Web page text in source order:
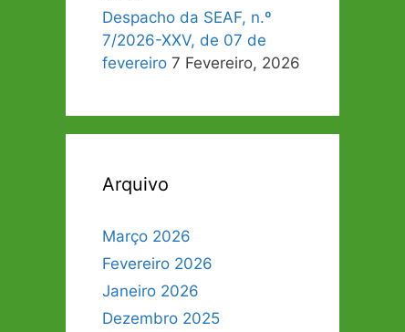
Despacho da SEAF, n.º
7/2026-XXV, de 07 de
fevereiro 7 Fevereiro, 2026
Arquivo
Março 2026
Fevereiro 2026
Janeiro 2026
Dezembro 2025